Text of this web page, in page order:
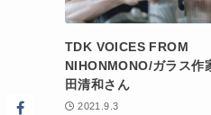
TDK VOICES FROM
NIHONMONO/ガラス作
田清和さん
2021.9.3